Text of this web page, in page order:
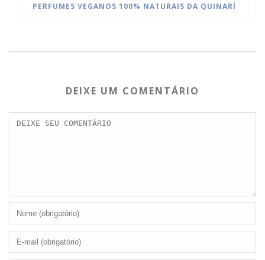
PERFUMES VEGANOS 100% NATURAIS DA QUINARÍ
DEIXE UM COMENTÁRIO